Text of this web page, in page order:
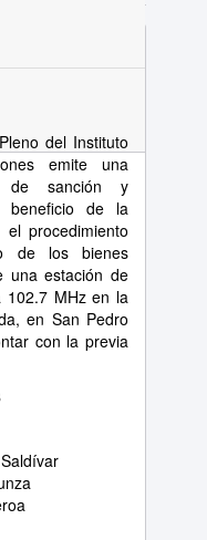
del Instituto
emite una
de sanción y
beneficio de la
procedimiento
de los bienes
una estación de
102.7 MHz en la
en San Pedro
con la previa